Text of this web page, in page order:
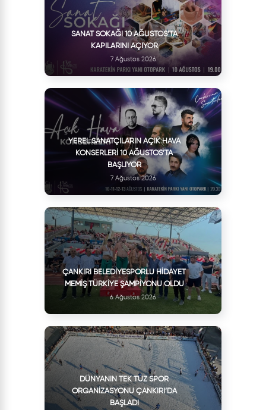
SANAT SOKAĞI 10 AĞUSTOS’TA
KAPILARINI AÇIYOR
7 Ağustos 2026
YEREL SANATÇILARIN AÇIK HAVA
KONSERLERI 10 AĞUSTOS’TA
BAŞLIYOR
7 Ağustos 2026
ÇANKIRI BELEDIYESPORLU HIDAYET
MEMIŞ TÜRKIYE ŞAMPIYONU OLDU
6 Ağustos 2026
DÜNYANIN TEK TUZ SPOR
ORGANIZASYONU ÇANKIRI’DA
BAŞLADI